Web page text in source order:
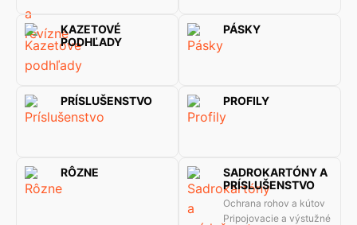
KAZETOVÉ
PODHĽADY
PÁSKY
PRÍSLUŠENSTVO PROFILY
RÔZNE
SADROKARTÓNY A
PRÍSLUŠENSTVO
Ochrana rohov a kútov
Pripojovacie a výstužné